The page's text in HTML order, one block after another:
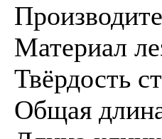
Материал
Твёрдость
Общая